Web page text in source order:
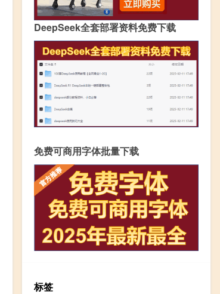
DeepSeek全套部署资料免费下载
免费可商用字体批量下载
标签